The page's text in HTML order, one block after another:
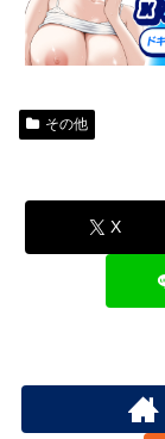
その他
X